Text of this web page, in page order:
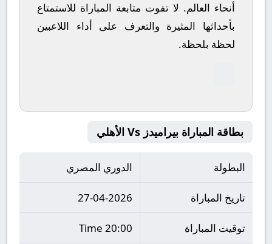
أنحاء العالم. لا تفوت متابعة المباراة للاستمتاع
بأحداثها المثيرة والتعرف على أداء اللاعبين
لحظة بلحظة.
بطاقة المباراة بيراميدز Vs الأهلي
البطولة الدوري المصري
تاريخ المباراة 27-04-2026
توقيت المباراة 20:00 Time